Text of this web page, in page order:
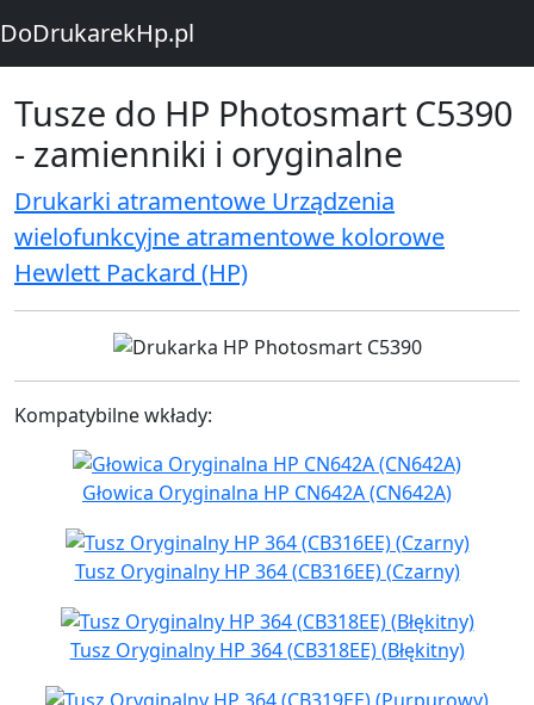
DoDrukarekHp.pl
Tusze do HP Photosmart C5390
- zamienniki i oryginalne
Drukarki atramentowe Urządzenia
wielofunkcyjne atramentowe kolorowe
Hewlett Packard (HP)
Kompatybilne wkłady:
Głowica Oryginalna HP CN642A (CN642A)
Tusz Oryginalny HP 364 (CB316EE) (Czarny)
Tusz Oryginalny HP 364 (CB318EE) (Błękitny)